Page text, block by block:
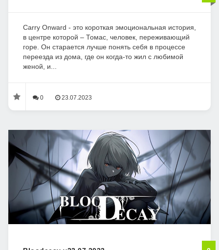
Carry Onward - это короткая эмоциональная история,
в центре которой – Томас, человек, переживающий
горе. Он старается лучше понять себя в процессе
переезда из дома, где он когда-то жил с любимой
женой, и...
0 23.07.2023